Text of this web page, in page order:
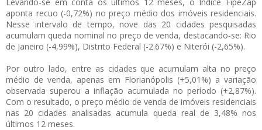
aponta recuo (-0,72%) no preço médio dos imóveis residenciais.
Nesse intervalo de tempo, nove das 20 cidades pesquisadas
acumulam queda nominal no preço de venda, destacando-se: Rio
de Janeiro (-4,99%), Distrito Federal (-2.67%) e Niterói (-2,65%).
Por outro lado, entre as cidades que acumulam alta no preço
médio de venda, apenas em Florianópolis (+5,01%) a variação
observada superou a inflação acumulada no período (+2,87%).
Com o resultado, o preço médio de venda de imóveis residenciais
nas 20 cidades analisadas acumula queda real de 3,48% nos
últimos 12 meses.